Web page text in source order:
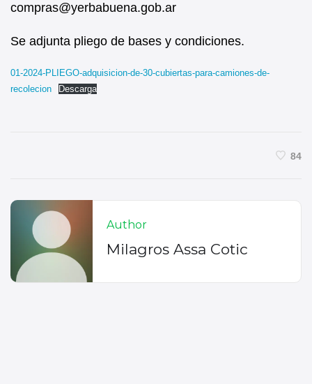
compras@yerbabuena.gob.ar
Se adjunta pliego de bases y condiciones.
01-2024-PLIEGO-adquisicion-de-30-cubiertas-para-camiones-de-
recolecion
Descarga
84
Author
Milagros Assa Cotic